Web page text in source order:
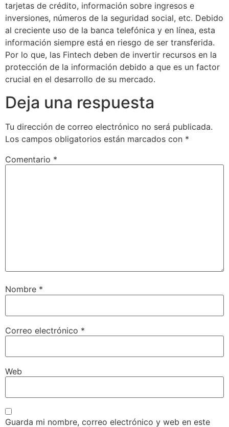
tarjetas de crédito, información sobre ingresos e
inversiones, números de la seguridad social, etc. Debido
al creciente uso de la banca telefónica y en línea, esta
información siempre está en riesgo de ser transferida.
Por lo que, las Fintech deben de invertir recursos en la
protección de la información debido a que es un factor
crucial en el desarrollo de su mercado.
Deja una respuesta
Tu dirección de correo electrónico no será publicada.
Los campos obligatorios están marcados con *
Comentario *
Nombre *
Correo electrónico *
Web
Guarda mi nombre, correo electrónico y web en este